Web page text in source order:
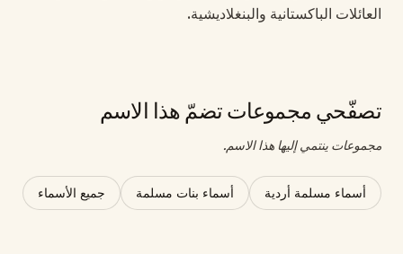
العائلات الباكستانية والبنغلاديشية.
تصفّحي مجموعات تضمّ هذا الاسم
مجموعات ينتمي إليها هذا الاسم.
أسماء مسلمة أردية أسماء بنات مسلمة جميع الأسماء